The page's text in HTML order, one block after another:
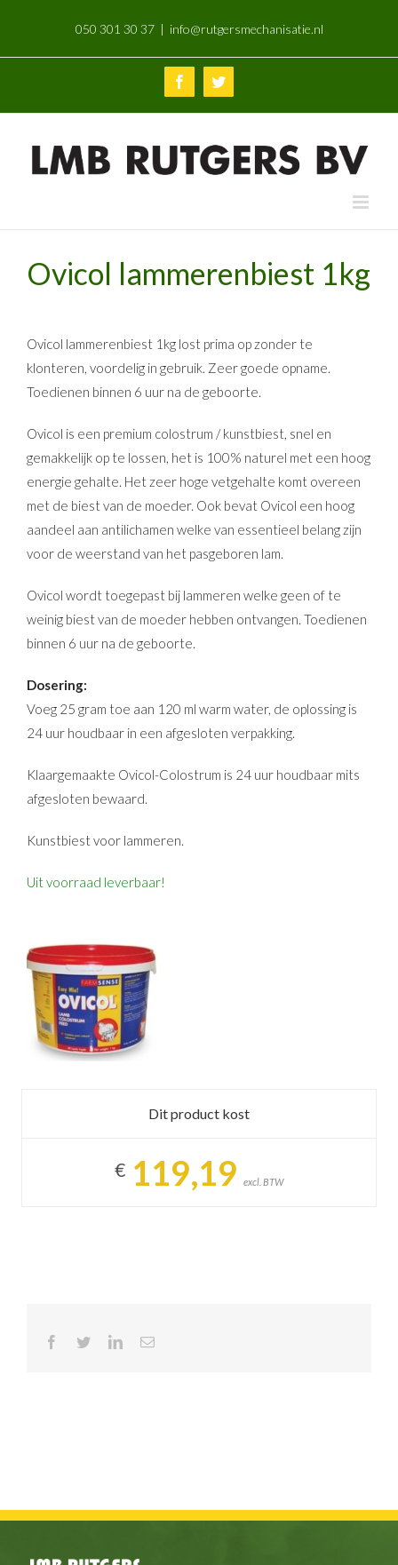
content
050 301 30 37 | info@rutgersmechanisatie.nl
FacebookTwitter
Ovicol lammerenbiest 1kg
Ovicol lammerenbiest 1kg lost prima op zonder te
klonteren, voordelig in gebruik. Zeer goede opname.
Toedienen binnen 6 uur na de geboorte.
Ovicol is een premium colostrum / kunstbiest, snel en
gemakkelijk op te lossen, het is 100% naturel met een hoog
energie gehalte. Het zeer hoge vetgehalte komt overeen
met de biest van de moeder. Ook bevat Ovicol een hoog
aandeel aan antilichamen welke van essentieel belang zijn
voor de weerstand van het pasgeboren lam.
Ovicol wordt toegepast bij lammeren welke geen of te
weinig biest van de moeder hebben ontvangen. Toedienen
binnen 6 uur na de geboorte.
Dosering:
Voeg 25 gram toe aan 120 ml warm water, de oplossing is
24 uur houdbaar in een afgesloten verpakking.
Klaargemaakte Ovicol-Colostrum is 24 uur houdbaar mits
afgesloten bewaard.
Kunstbiest voor lammeren.
Uit voorraad leverbaar!
Dit product kost
€ 119,19 excl. BTW
Facebook LinkedInE-